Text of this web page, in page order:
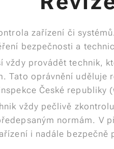
zařízení či
bezpečnosti a
vždy provádět technik,
Tato oprávnění uděluje
České republiky
vždy pečlivě
normám. V
i nadále bezpečně